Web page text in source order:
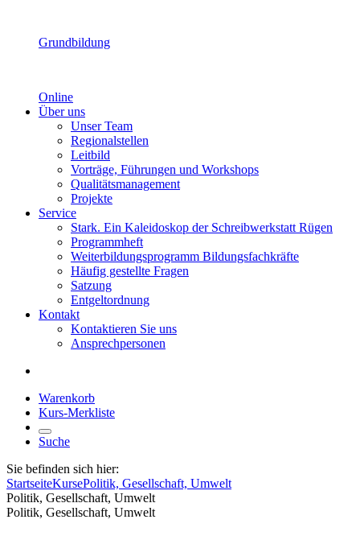
Grundbildung
Online
Über uns
Unser Team
Regionalstellen
Leitbild
Vorträge, Führungen und Workshops
Qualitätsmanagement
Projekte
Service
Stark. Ein Kaleidoskop der Schreibwerkstatt Rügen
Programmheft
Weiterbildungsprogramm Bildungsfachkräfte
Häufig gestellte Fragen
Satzung
Entgeltordnung
Kontakt
Kontaktieren Sie uns
Ansprechpersonen
Warenkorb
Kurs-Merkliste
Suche
Sie befinden sich hier:
StartseiteKursePolitik, Gesellschaft, Umwelt
Politik, Gesellschaft, Umwelt
Politik, Gesellschaft, Umwelt